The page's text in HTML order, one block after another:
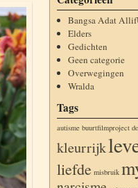
Bangsa Adat
Elders
Gedichten
Geen categorie
Overwegingen
Wralda
Tags
autisme buurtfilmproject
kleurrijk
liefde misbruik